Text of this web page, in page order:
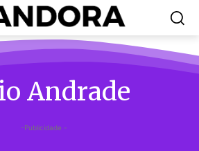
Andrade
-Publicidade -